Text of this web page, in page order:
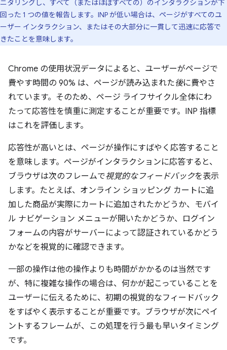
ニタリングし、すべて（またはほぼすべての）のインタラクションが下
回った 1 つの値を報告します。INP が低い場合は、ページがすべてのユ
ーザー インタラクション、またはその大部分に一貫して迅速に応答で
きたことを意味します。
Chrome の使用状況データによると、ユーザーがページで
費やす時間の 90% は、ページが読み込まれた後に費やさ
れています。そのため、ページ ライフサイクル全体にわ
たって応答性を慎重に測定することが重要です。 INP 指標
はこれを評価します。
応答性が高いとは、ページが操作にすばやく応答すること
を意味します。ページがインタラクションに応答すると、
ブラウザは次のフレームで視覚的なフィードバックを表示
します。たとえば、オンライン ショッピング カートに追
加した商品が実際にカートに追加されたかどうか、モバイ
ル ナビゲーション メニューが開いたかどうか、ログイン
フォームの内容がサーバーによって認証されているかどう
かなどを視覚的に確認できます。
一部の操作は他の操作よりも時間がかかるのは当然です
が、特に複雑な操作の場合は、何かが起こっていることを
ユーザーに伝えるために、初期の視覚的なフィードバック
をすばやく表示することが重要です。ブラウザが次にペイ
ントするフレームが、この処理を行う最も早いタイミング
です。